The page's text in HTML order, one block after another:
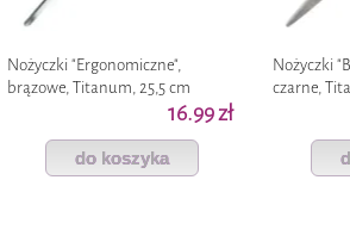
Nożyczki "Ergonomiczne",
brązowe, Titanum, 25,5 cm
16.99 zł
do koszyka
Nożyczki
czarne,